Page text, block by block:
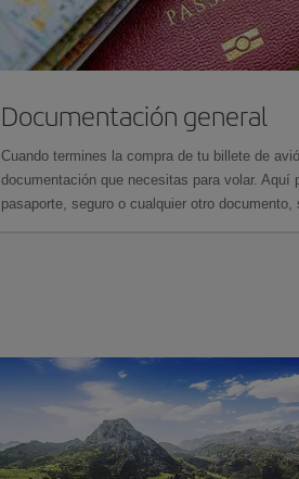
Documentación general
Cuando termines la compra de tu billete de
documentación que necesitas para volar. Aquí
pasaporte, seguro o cualquier otro